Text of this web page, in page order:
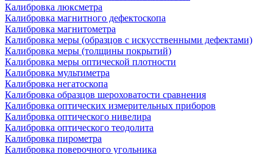
Калибровка люксметра
Калибровка магнитного дефектоскопа
Калибровка магнитометра
Калибровка меры (образцов с искусственными дефектами)
Калибровка меры (толщины покрытий)
Калибровка меры оптической плотности
Калибровка мультиметра
Калибровка негатоскопа
Калибровка образцов шероховатости сравнения
Калибровка оптических измерительных приборов
Калибровка оптического нивелира
Калибровка оптического теодолита
Калибровка пирометра
Калибровка поверочного угольника